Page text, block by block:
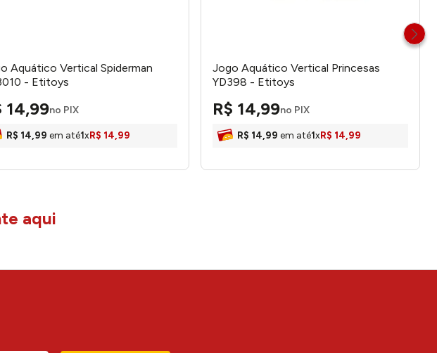
Aquático Vertical Spiderman
- Etitoys
14,99no PIX
R$ 14,99 em até1xR$ 14,99
Jogo Aquático Vertical Princesas
YD398 - Etitoys
R$ 14,99no PIX
R$ 14,99 em até1xR$ 14,99
aqui